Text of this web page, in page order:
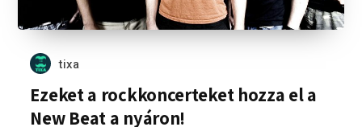
tixa
Ezeket a rockkoncerteket hozza el a
New Beat a nyáron!